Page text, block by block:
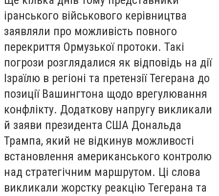
іранського військового керівництва
заявляли про можливість повного
перекриття Ормузької протоки. Такі
погрози розглядалися як відповідь на дії
Ізраїлю в регіоні та претензії Тегерана до
позиції Вашингтона щодо врегулювання
конфлікту. Додаткову напругу викликали
й заяви президента США Дональда
Трампа, який не відкинув можливості
встановлення американського контролю
над стратегічним маршрутом. Ці слова
викликали жорстку реакцію Тегерана та